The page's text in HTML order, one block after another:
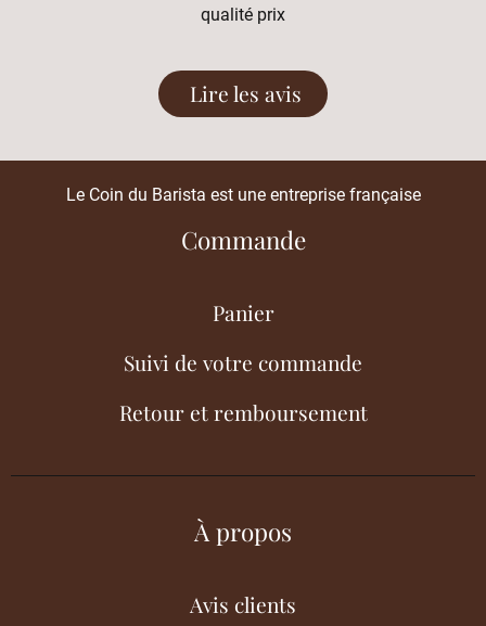
qualité prix
Lire les avis
Le Coin du Barista est une entreprise française
Commande
Panier
Suivi de votre commande
Retour et remboursement
À propos
Avis clients